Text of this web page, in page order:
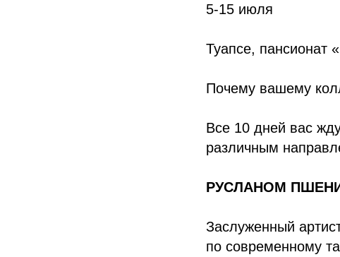
5-15 июля
Туапсе, пансионат
Почему вашему
Все 10 дней вас
различным
РУСЛАНОМ
Заслуженный
по современному